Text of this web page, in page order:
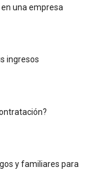
una empresa
ingresos
y familiares para